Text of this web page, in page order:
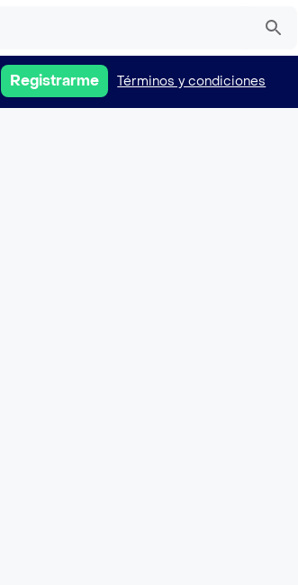
Registrarme Términos y condiciones